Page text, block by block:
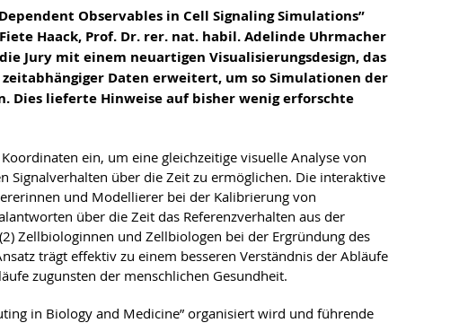
Observables in Cell Signaling Simulations”
Haack, Prof. Dr. rer. nat. habil. Adelinde Uhrmacher
Jury mit einem neuartigen Visualisierungsdesign, das
Daten erweitert, um so Simulationen der
Dies lieferte Hinweise auf bisher wenig erforschte
ein, um eine gleichzeitige visuelle Analyse von
über die Zeit zu ermöglichen. Die interaktive
und Modellierer bei der Kalibrierung von
über die Zeit das Referenzverhalten aus der
Zellbiologinnen und Zellbiologen bei der Ergründung des
trägt effektiv zu einem besseren Verständnis der Abläufe
zugunsten der menschlichen Gesundheit.
in Biology and Medicine” organisiert wird und führende